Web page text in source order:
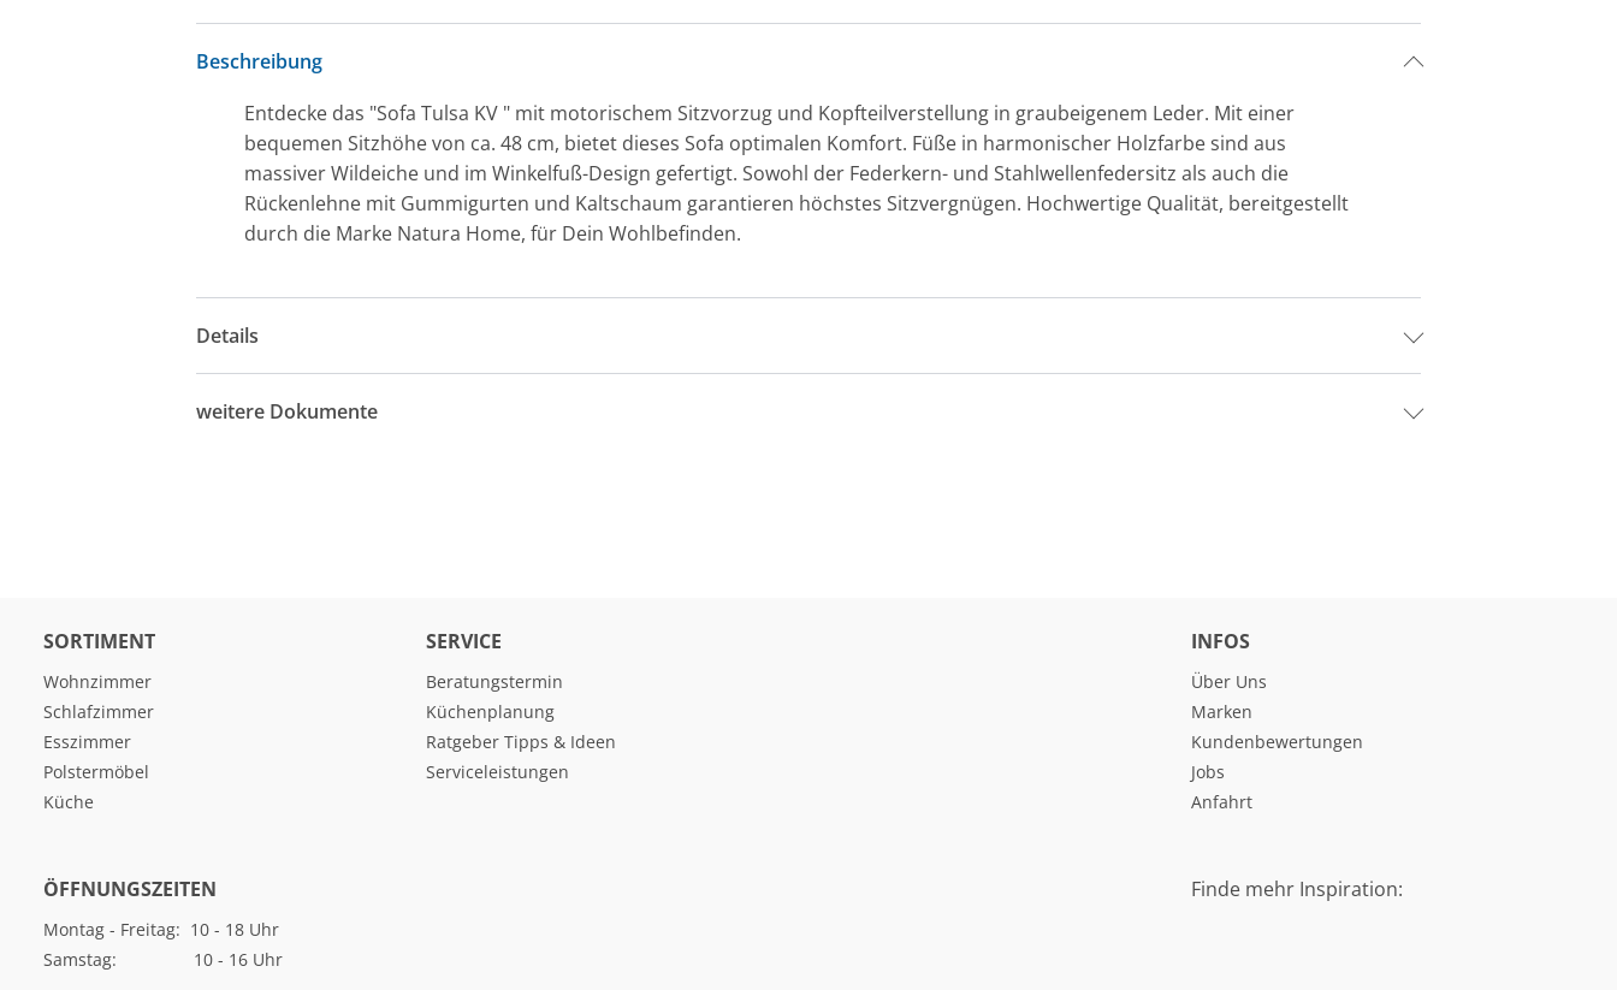
Beschreibung
Entdecke das "Sofa Tulsa KV " mit motorischem Sitzvorzug und Kopfteilverstellung in graubeigenem Leder. Mit einer
bequemen Sitzhöhe von ca. 48 cm, bietet dieses Sofa optimalen Komfort. Füße in harmonischer Holzfarbe sind aus
massiver Wildeiche und im Winkelfuß-Design gefertigt. Sowohl der Federkern- und Stahlwellenfedersitz als auch die
Rückenlehne mit Gummigurten und Kaltschaum garantieren höchstes Sitzvergnügen. Hochwertige Qualität, bereitgestellt
durch die Marke Natura Home, für Dein Wohlbefinden.
Details
weitere Dokumente
SORTIMENT
Wohnzimmer
Schlafzimmer
Esszimmer
Polstermöbel
Küche
SERVICE
Beratungstermin
Küchenplanung
Ratgeber Tipps & Ideen
Serviceleistungen
INFOS
Über Uns
Marken
Kundenbewertungen
Jobs
Anfahrt
ÖFFNUNGSZEITEN
Montag - Freitag: 10 - 18 Uhr
Samstag: 10 - 16 Uhr
Finde mehr Inspiration: